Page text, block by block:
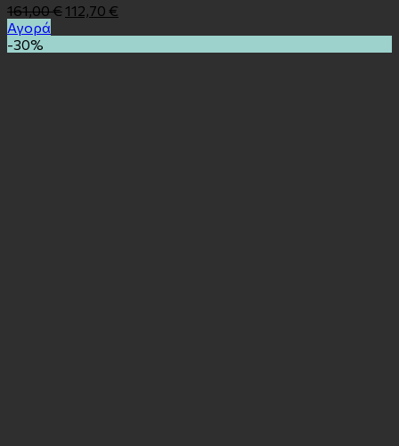
161,00€ 112,70 €
Αγορά
-30%